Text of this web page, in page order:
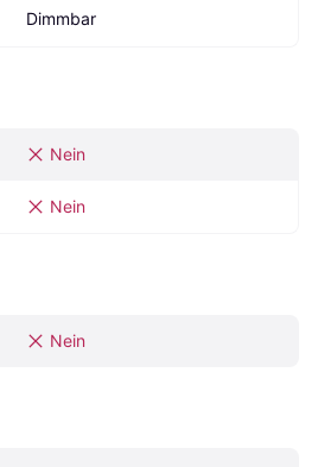
Dimmbar
Nein
Nein
Nein